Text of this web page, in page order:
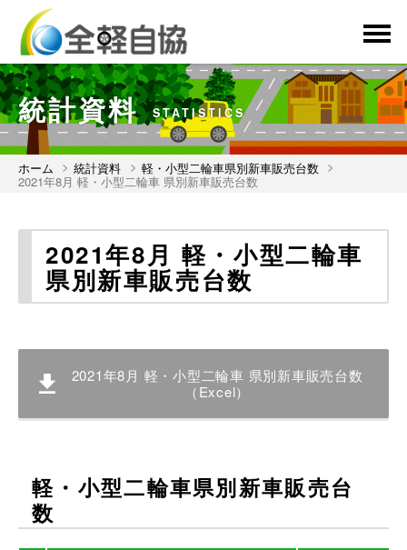
統計資料 STATISTICS
ホーム 統計資料 軽・小型二輪車県別新車販売台数
2021年8月 軽・小型二輪車 県別新車販売台数
2021年8月 軽・小型二輪車
県別新車販売台数
2021年8月 軽・小型二輪車 県別新車販売台数
（Excel）
軽・小型二輪車県別新車販売台
数